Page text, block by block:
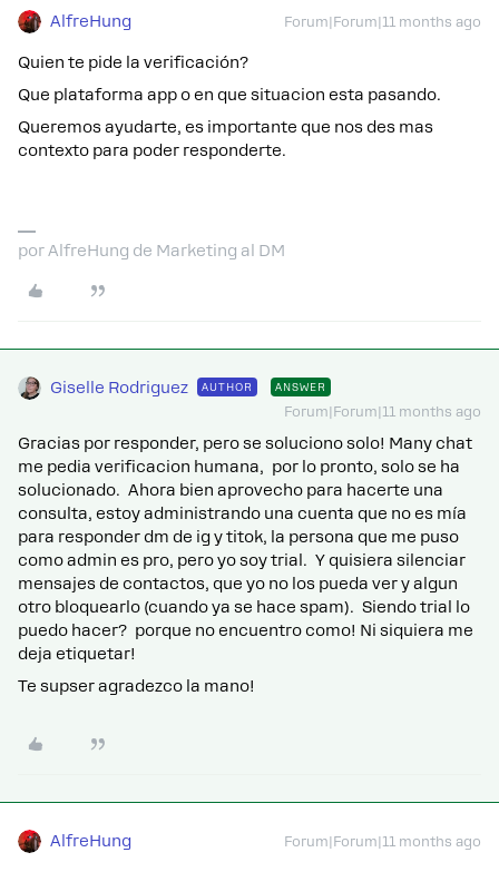
AlfreHung Forum|Forum|11 months ago
Quien te pide la verificación?
Que plataforma app o en que situacion esta pasando.
Queremos ayudarte, es importante que nos des mas
contexto para poder responderte.
por AlfreHung de Marketing al DM
Giselle Rodriguez AUTHOR ANSWER
Forum|Forum|11 months ago
Gracias por responder, pero se soluciono solo! Many chat
me pedia verificacion humana, por lo pronto, solo se ha
solucionado. Ahora bien aprovecho para hacerte una
consulta, estoy administrando una cuenta que no es mía
para responder dm de ig y titok, la persona que me puso
como admin es pro, pero yo soy trial. Y quisiera silenciar
mensajes de contactos, que yo no los pueda ver y algun
otro bloquearlo (cuando ya se hace spam). Siendo trial lo
puedo hacer? porque no encuentro como! Ni siquiera me
deja etiquetar!
Te supser agradezco la mano!
AlfreHung Forum|Forum|11 months ago